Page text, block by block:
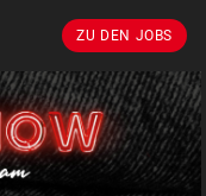
ZU DEN JOBS